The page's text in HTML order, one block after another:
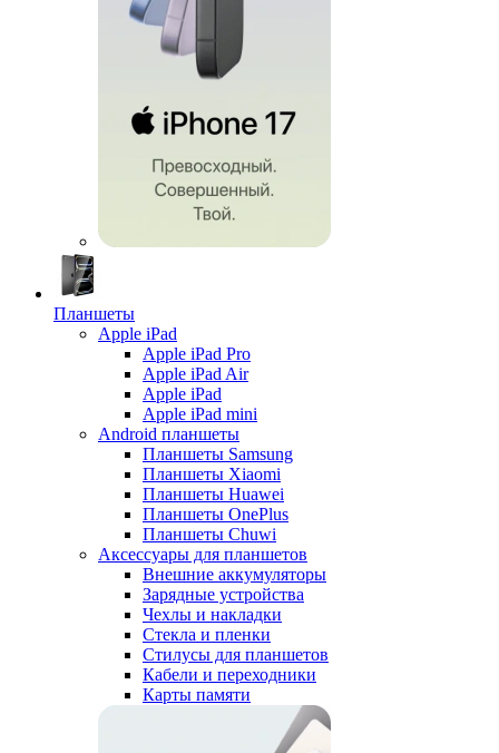
Планшеты
Apple iPad
Apple iPad Pro
Apple iPad Air
Apple iPad
Apple iPad mini
Android планшеты
Планшеты Samsung
Планшеты Xiaomi
Планшеты Huawei
Планшеты OnePlus
Планшеты Chuwi
Аксессуары для планшетов
Внешние аккумуляторы
Зарядные устройства
Чехлы и накладки
Стекла и пленки
Стилусы для планшетов
Кабели и переходники
Карты памяти